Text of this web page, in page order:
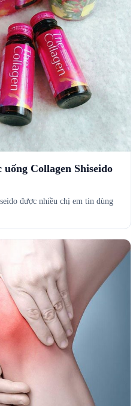
Collagen Shiseido
được nhiều chị em tin dùng